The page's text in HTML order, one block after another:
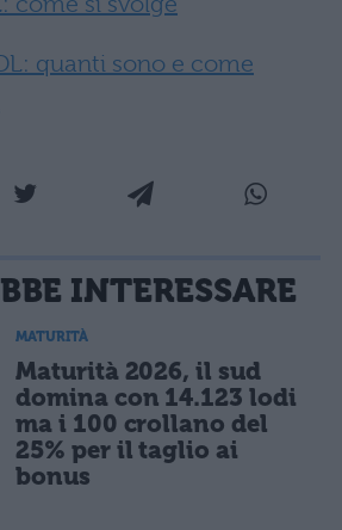
quanti sono e come
INTERESSARE
MATURITÀ
Maturità 2026, il sud
domina con 14.123 lodi
ma i 100 crollano del
25% per il taglio ai
bonus